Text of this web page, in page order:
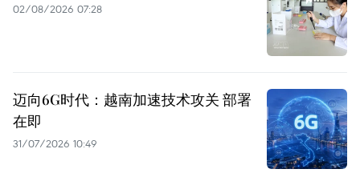
02/08/2026 07:28
迈向6G时代：越南加速技术攻关 部署
在即
31/07/2026 10:49